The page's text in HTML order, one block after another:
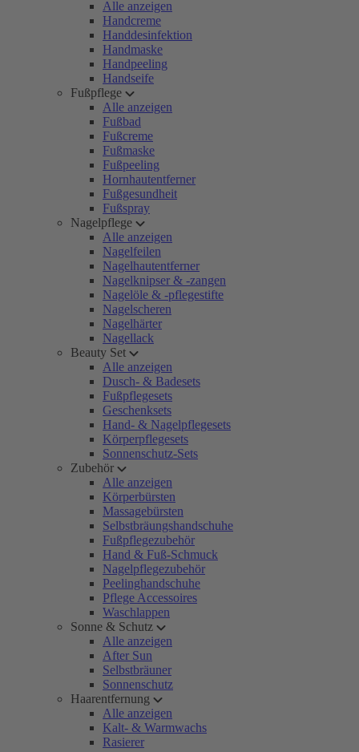
Alle anzeigen
Handcreme
Handdesinfektion
Handmaske
Handpeeling
Handseife
Fußpflege
Alle anzeigen
Fußbad
Fußcreme
Fußmaske
Fußpeeling
Hornhautentferner
Fußgesundheit
Fußspray
Nagelpflege
Alle anzeigen
Nagelfeilen
Nagelhautentferner
Nagelknipser & -zangen
Nagelöle & -pflegestifte
Nagelscheren
Nagelhärter
Nagellack
Beauty Set
Alle anzeigen
Dusch- & Badesets
Fußpflegesets
Geschenksets
Hand- & Nagelpflegesets
Körperpflegesets
Sonnenschutz-Sets
Zubehör
Alle anzeigen
Körperbürsten
Massagebürsten
Selbstbräungshandschuhe
Fußpflegezubehör
Hand & Fuß-Schmuck
Nagelpflegezubehör
Peelinghandschuhe
Pflege Accessoires
Waschlappen
Sonne & Schutz
Alle anzeigen
After Sun
Selbstbräuner
Sonnenschutz
Haarentfernung
Alle anzeigen
Kalt- & Warmwachs
Rasierer